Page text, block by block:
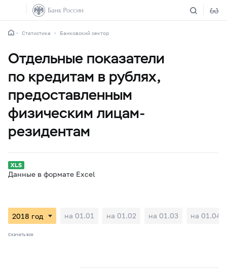
Статистика Банковский сектор
Отдельные показатели
по кредитам в рублях,
предоставленным
физическим лицам-
резидентам
Данные в формате Excel
на 01.01 на 01.02 на 01.03 на 01.04
Скачать все